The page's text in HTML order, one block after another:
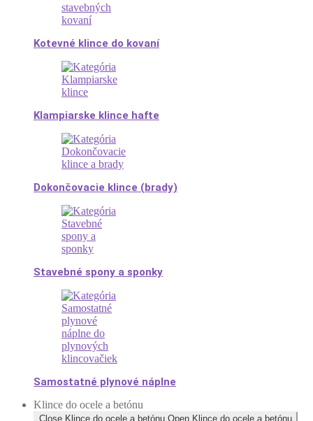
Kotevné klince do kovaní
Klampiarske klince hafte
Dokončovacie klince (brady)
Stavebné spony a sponky
Samostatné plynové náplne
Klince do ocele a betónu
Close Klince do ocele a betónu Open Klince do ocele a betónu